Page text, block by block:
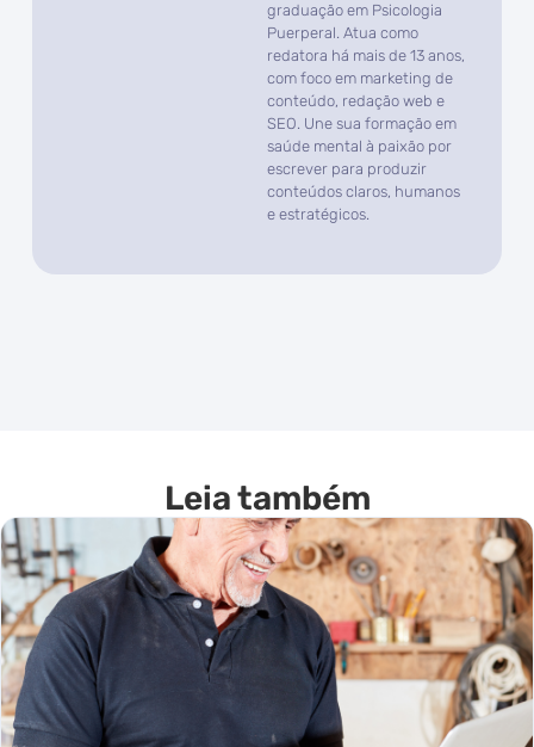
graduação em Psicologia
Puerperal. Atua como
redatora há mais de 13 anos,
com foco em marketing de
conteúdo, redação web e
SEO. Une sua formação em
saúde mental à paixão por
escrever para produzir
conteúdos claros, humanos
e estratégicos.
Leia também